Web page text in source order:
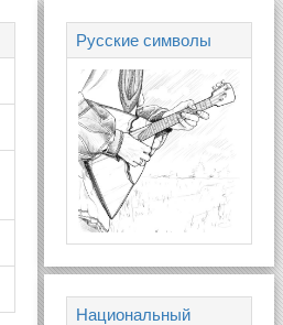
Русские символы
Национальный